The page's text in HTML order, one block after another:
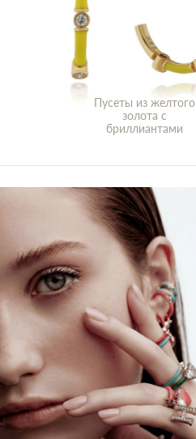
Пусеты из желтого
золота с
бриллиантами